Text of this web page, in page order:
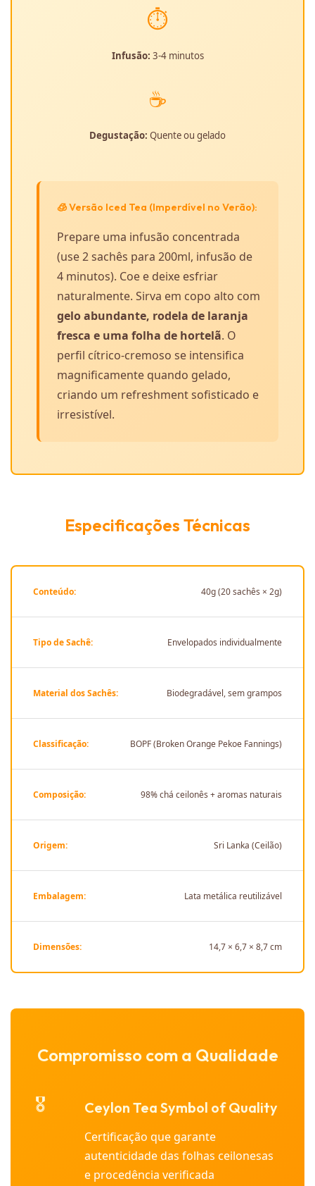
⏱️
Infusão: 3-4 minutos
☕
Degustação: Quente ou gelado
🧊 Versão Iced Tea (Imperdível no Verão):
Prepare uma infusão concentrada
(use 2 sachês para 200ml, infusão de
4 minutos). Coe e deixe esfriar
naturalmente. Sirva em copo alto com
gelo abundante, rodela de laranja
fresca e uma folha de hortelã. O
perfil cítrico-cremoso se intensifica
magnificamente quando gelado,
criando um refreshment sofisticado e
irresistível.
Especificações Técnicas
Conteúdo: 40g (20 sachês × 2g)
Tipo de Sachê: Envelopados individualmente
Material dos Sachês: Biodegradável, sem grampos
Classificação: BOPF (Broken Orange Pekoe Fannings)
Composição: 98% chá ceilonês + aromas naturais
Origem: Sri Lanka (Ceilão)
Embalagem: Lata metálica reutilizável
Dimensões: 14,7 × 6,7 × 8,7 cm
Compromisso com a Qualidade
🎖️ Ceylon Tea Symbol of Quality
Certificação que garante
autenticidade das folhas ceilonesas
e procedência verificada